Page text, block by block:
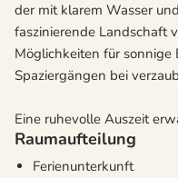
der mit klarem Wasser
faszinierende Landschaft
Möglichkeiten für sonnige
Spaziergängen bei
Eine ruhevolle Auszeit
Raumaufteilung
Ferienunterkunft